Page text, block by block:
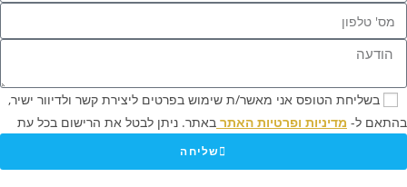
בשליחת הטופס אני מאשר/ת שימוש בפרטים ליצירת קשר ולדיוור ישיר,
ל-מדיניות ופרטיות האתרבאתר. ניתן לבטל את הרישום בכל עת
שליחה